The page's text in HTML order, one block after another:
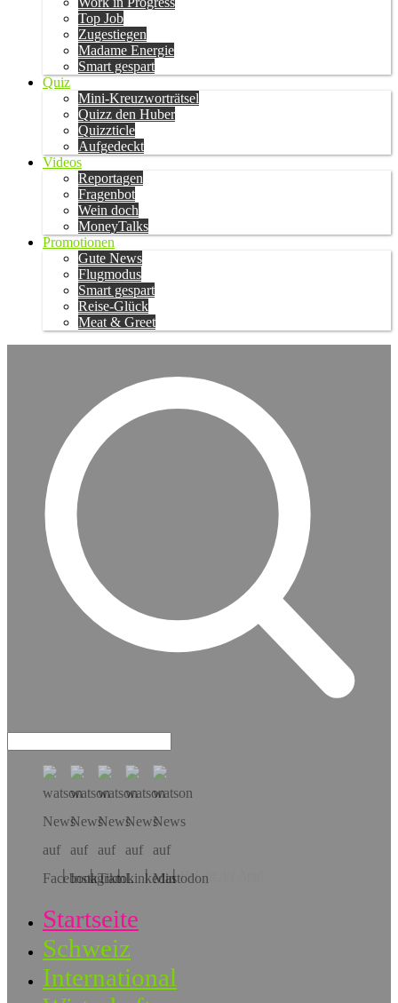
Top Job
Zugestiegen
Madame Energie
Smart gespart
Quiz
Mini-Kreuzworträtsel
Quizz den Huber
Quizzticle
Aufgedeckt
Videos
Reportagen
Fragenbot
Wein doch
MoneyTalks
Promotionen
Gute News
Flugmodus
Smart gespart
Reise-Glück
Meat & Greet
Hol dir die App!
Startseite
Schweiz
International